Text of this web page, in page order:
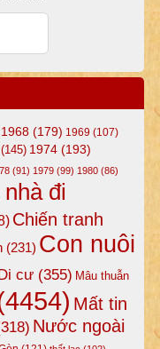
1968(179) 1969 (107)
1974(193)
(91) 1979(99) 1980(86)
nhà đi
Chiến tranh
(231) Con nuôi
cư(355) Mâu thuẫn
Mất tin
Nước ngoài